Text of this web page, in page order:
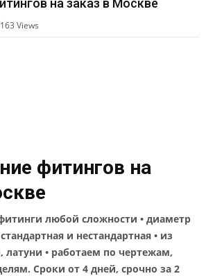
на заказ в Москве
163 Views
фитингов на
любой сложности • диаметр
и нестандартная • из
латуни • работаем по чертежам,
Сроки от 4 дней, срочно за 2